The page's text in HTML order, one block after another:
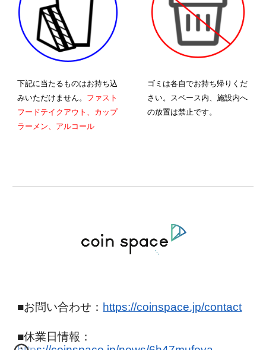
下記に当たるものはお持ち込
みいただけません。 ファスト
フードテイクアウト、カップ
ラーメン、アルコール
ゴミは各自でお持ち帰りくだ
さい。スペース内、施設内へ
の放置は禁止です。
■お問い合わせ： https://coinspace.jp/contact
■休業日情報 ：